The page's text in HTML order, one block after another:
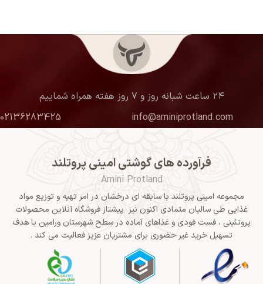
۲۴ ساعت شبانه روز و ۷ روز هفته همراه شماییم
info@aminiprotland.com
02136283425
فرآورده های گوشتی امینی پروتلند
Amini Protland
مجموعه امینی پروتلند با سابقه ای درخشان در امر تهیه و توزیع مواد
غذایی طی سالیان متمادی اکنون نیز پیشتاز فروشگاه آنلاین محصولات
پروتئینی ، فست فودی و غذاهای آماده در سطح شهرستان ورامین با هدف
تسهیل خرید غیر حضوری برای مشتریان عزیز فعالیت می کند .